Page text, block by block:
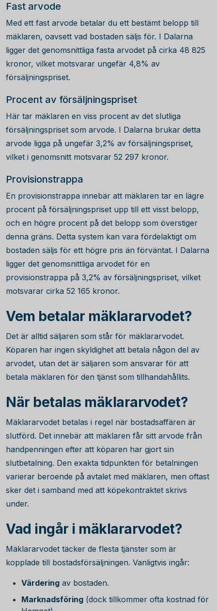
Fast arvode
Med ett fast arvode betalar du ett bestämt belopp till
mäklaren, oavsett vad bostaden säljs för. I Dalarna
ligger det genomsnittliga fasta arvodet på cirka 48 825
kronor, vilket motsvarar ungefär 4,8% av
försäljningspriset.
Procent av försäljningspriset
Här tar mäklaren en viss procent av det slutliga
försäljningspriset som arvode. I Dalarna brukar detta
arvode ligga på ungefär 3,2% av försäljningspriset,
vilket i genomsnitt motsvarar 52 297 kronor.
Provisionstrappa
En provisionstrappa innebär att mäklaren tar en lägre
procent på försäljningspriset upp till ett visst belopp,
och en högre procent på det belopp som överstiger
denna gräns. Detta system kan vara fördelaktigt om
bostaden säljs för ett högre pris än förväntat. I Dalarna
ligger det genomsnittliga arvodet för en
provisionstrappa på 3,2% av försäljningspriset, vilket
motsvarar cirka 52 165 kronor.
Vem betalar mäklararvodet?
Det är alltid säljaren som står för mäklararvodet.
Köparen har ingen skyldighet att betala någon del av
arvodet, utan det är säljaren som ansvarar för att
betala mäklaren för den tjänst som tillhandahållits.
När betalas mäklararvodet?
Mäklararvodet betalas i regel när bostadsaffären är
slutförd. Det innebär att mäklaren får sitt arvode från
handpenningen efter att köparen har gjort sin
slutbetalning. Den exakta tidpunkten för betalningen
varierar beroende på avtalet med mäklaren, men oftast
sker det i samband med att köpekontraktet skrivs
under.
Vad ingår i mäklararvodet?
Mäklararvodet täcker de flesta tjänster som är
kopplade till bostadsförsäljningen. Vanligtvis ingår:
Värdering av bostaden.
Marknadsföring (dock tillkommer ofta kostnad för